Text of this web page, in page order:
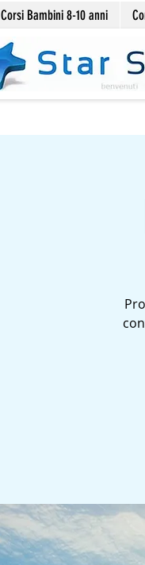
Corsi Bambini 8-10 anni